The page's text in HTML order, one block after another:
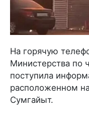
На горячую
Министерства по
поступила
расположенном
Сумгайыт.